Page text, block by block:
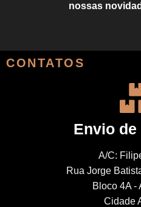
nossas
CONTATOS
Envio
A/C:
Rua Jorge
Bloco 4A -
Cidade